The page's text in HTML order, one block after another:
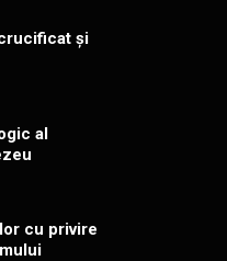
și
al
cu privire